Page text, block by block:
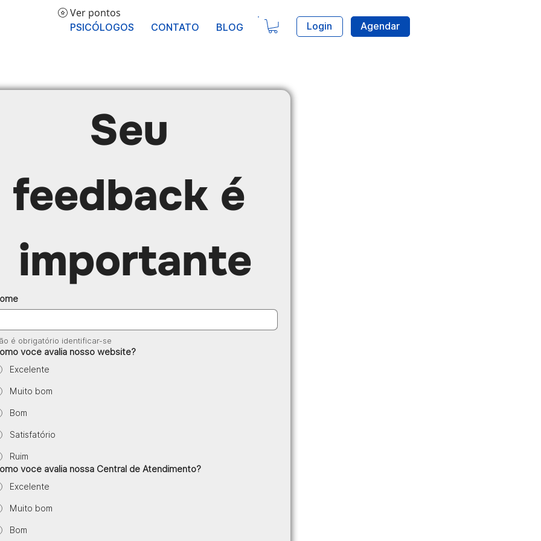
Login Agendar
PSICÓLOGOS CONTATO BLOG
Ver pontos
Seu
feedback é
importante
é obrigatório identificar-se
você avalia nosso website?
Excelente
Muito bom
Bom
Satisfatório
Ruim
você avalia nossa Central de Atendimento?
Excelente
Muito bom
Bom